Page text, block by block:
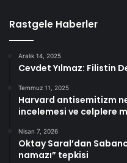
Rastgele Haberler
Aralık 14, 2025
Cevdet Yılmaz: Filistin
Temmuz 11, 2025
Harvard antisemitizm
incelemesi ve celplere
Nisan 7, 2026
Oktay Saral’dan
namazı” tepkisi